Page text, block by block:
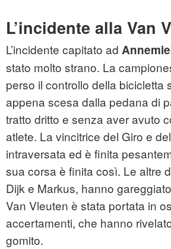
L’incidente alla Van
L’incidente capitato ad
stato molto strano. La
perso il controllo della bicicletta
appena scesa dalla pedana di
tratto dritto e senza aver avuto
atlete. La vincitrice del Giro e
intraversata ed è finita
sua corsa è finita così. Le altre
Dijk e Markus, hanno
Van Vleuten è stata portata in
accertamenti, che hanno
gomito.